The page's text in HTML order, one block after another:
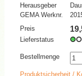
Herausgeber
GEMA Werknr.
Preis
Lieferstatus
Bestellmenge
Produktsicherheit /